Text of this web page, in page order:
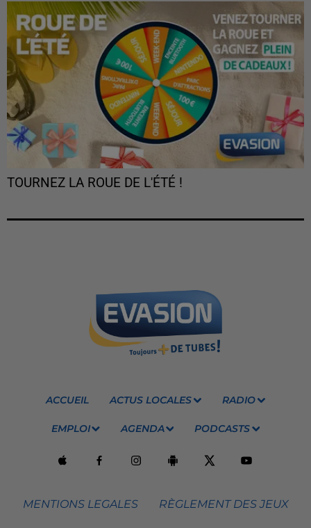
TOURNEZ LA ROUE DE L'ÉTÉ !
ACCUEIL ACTUS LOCALES RADIO
EMPLOI AGENDA PODCASTS
MENTIONS LEGALES RÈGLEMENT DES JEUX